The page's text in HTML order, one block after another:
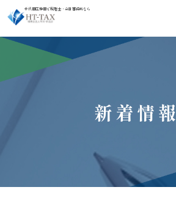
千代田区神田で税理士・会計事務所なら
新着情報